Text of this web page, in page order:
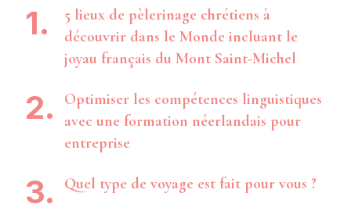
5 lieux de pèlerinage chrétiens à
découvrir dans le Monde incluant le
joyau français du Mont Saint-Michel
Optimiser les compétences linguistiques
avec une formation néerlandais pour
entreprise
Quel type de voyage est fait pour vous ?